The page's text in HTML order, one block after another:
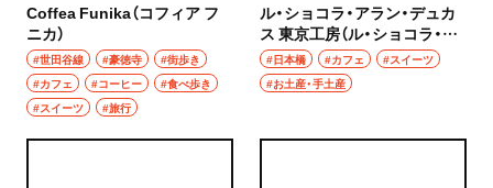
Coffea Funika（コフィア フ
ニカ）
#世田谷線 #豪徳寺
#街歩き
#カフェ
#コーヒー
#食べ歩き
#スイーツ
#旅行
ル・ショコラ・アラン・デュカ
ス 東京工房（ル・ショコラ・ア
ラン・デュカス とうきょうこ
うぼう）
#日本橋 #カフェ
#スイーツ
#お土産・手土産